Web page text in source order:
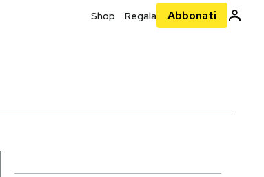
Shop Regala Abbonati